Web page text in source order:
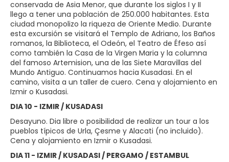
conservada de Asia Menor, que durante los siglos I y II
llego a tener una población de 250.000 habitantes. Esta
ciudad monopolizo la riqueza de Oriente Medio. Durante
esta excursión se visitará el Templo de Adriano, los Baños
romanos, la Biblioteca, el Odeón, el Teatro de Éfeso así
como también la Casa de la Virgen Maria y la columna
del famoso Artemision, una de las Siete Maravillas del
Mundo Antiguo. Continuamos hacia Kusadasi. En el
camino, visita a un taller de cuero. Cena y alojamiento en
Izmir o Kusadasi.
DIA 10 - IZMIR / KUSADASI
Desayuno. Dia libre o posibilidad de realizar un tour a los
pueblos típicos de Urla, Çesme y Alacati (no incluido).
Cena y alojamiento en Izmir o Kusadasi.
DIA 11 - IZMIR / KUSADASI / PERGAMO / ESTAMBUL